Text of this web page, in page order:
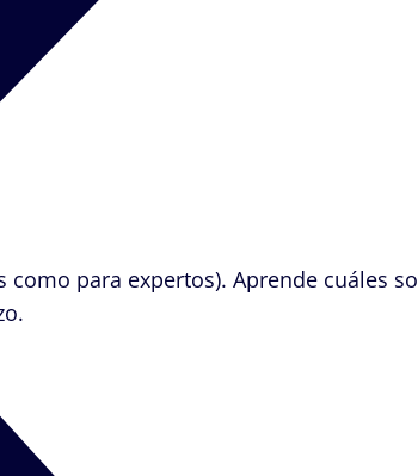
para expertos). Aprende cuáles